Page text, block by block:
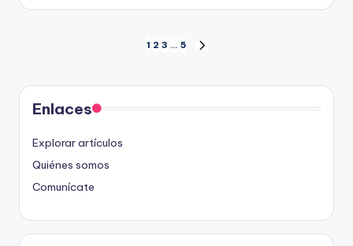
pagination
1 2 3 … 5
Enlaces
Explorar artículos
Quiénes somos
Comunícate